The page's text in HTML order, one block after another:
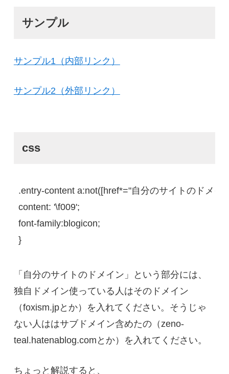
サンプル
サンプル1（内部リンク）
サンプル2（外部リンク）
css
.entry-content a:not([href*="自分のサイトのドメイ
content: '\f009'
font-family
}
「自分のサイトのドメイン」という部分には、
独自ドメイン使っている人はそのドメイン
（foxism.jpとか）を入れてください。そうじゃ
ない人ははサブドメイン含めたの（zeno-
teal.hatenablog.comとか）を入れてください。
ちょっと解説すると、